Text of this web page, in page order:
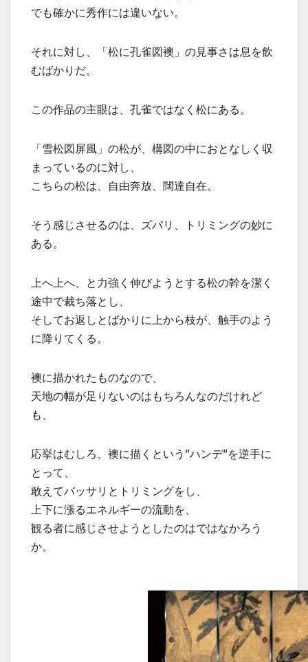
でも確かに秀作には違いない。
それに対し、「松に孔雀図襖」の見事さは息を飲
むばかりだ。
この作品の主眼は、孔雀ではなく松にある。
「雪松図屏風」の松が、構図の中におとなしく収
まっているのに対し、
こちらの松は、自由奔放、闊達自在。
そう感じさせるのは、ズバリ、トリミングの妙に
ある。
上へ上へ、と力強く伸びようとする松の幹を潔く
途中で裁ち落とし、
そしてお返しとばかりに上から枝が、触手のよう
に降りてくる。
襖に描かれたものなので、
天地の幅が足りないのはもちろんなのだけれど
も、
応挙はむしろ、襖に描くという”ハンデ”を逆手に
とって、
敢えてバッサリとトリミングをし、
上下に漲るエネルギーの流動を、
観る者に感じさせようとしたのはではなかろう
か。